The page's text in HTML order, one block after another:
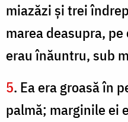
miazăzi şi trei
marea deasupra,
erau înăuntru, sub
5. Ea era groasă în
palmă; marginile ei